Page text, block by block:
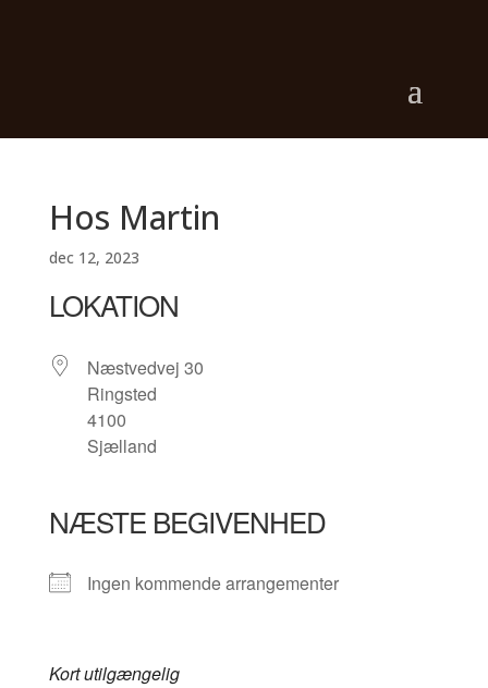
Hos Martin
dec 12, 2023
LOKATION
Næstvedvej 30
Ringsted
4100
Sjælland
NÆSTE BEGIVENHED
Ingen kommende arrangementer
Kort utilgængelig